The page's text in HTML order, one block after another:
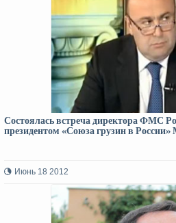
Состоялась встреча директора ФМС
президентом «Союза грузин в
Июнь 18 2012